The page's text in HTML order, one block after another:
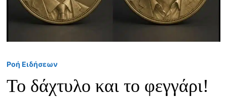
Ροή Ειδήσεων
Το δάχτυλο και το φεγγάρι!